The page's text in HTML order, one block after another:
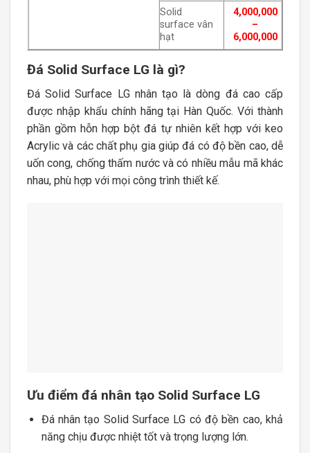
Solid
surface vân
hạt
4,000,000
–
6,000,000
Đá Solid Surface LG là gì?
Đá Solid Surface LG nhân tạo là dòng đá cao cấp
được nhập khẩu chính hãng tại Hàn Quốc. Với thành
phần gồm hỗn hợp bột đá tự nhiên kết hợp với keo
Acrylic và các chất phụ gia giúp đá có độ bền cao, dễ
uốn cong, chống thấm nước và có nhiều mẫu mã khác
nhau, phù hợp với mọi công trình thiết kế.
Ưu điểm đá nhân tạo Solid Surface LG
Đá nhân tạo Solid Surface LG có độ bền cao, khả
năng chịu được nhiệt tốt và trọng lượng lớn.